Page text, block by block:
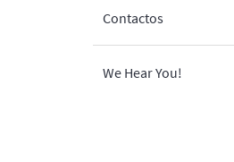
Contactos
We Hear You!